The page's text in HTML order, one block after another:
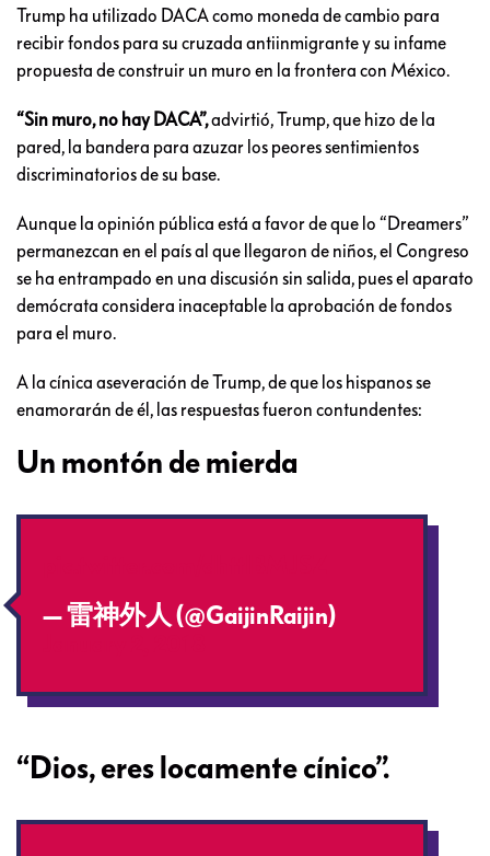
Trump ha utilizado DACA como moneda de cambio para
recibir fondos para su cruzada antiinmigrante y su infame
propuesta de construir un muro en la frontera con México.
“Sin muro, no hay DACA”,advirtió, Trump, que hizo de la
pared, la bandera para azuzar los peores sentimientos
discriminatorios de su base.
Aunque la opinión pública está a favor de que lo “Dreamers”
permanezcan en el país al que llegaron de niños, el Congreso
se ha entrampado en una discusión sin salida, pues el aparato
demócrata considera inaceptable la aprobación de fondos
para el muro.
A la cínica aseveración de Trump, de que los hispanos se
enamorarán de él, las respuestas fueron contundentes:
Un montón de mierda
— 雷神外人 (@GaijinRaijin)
“Dios, eres locamente cínico”.